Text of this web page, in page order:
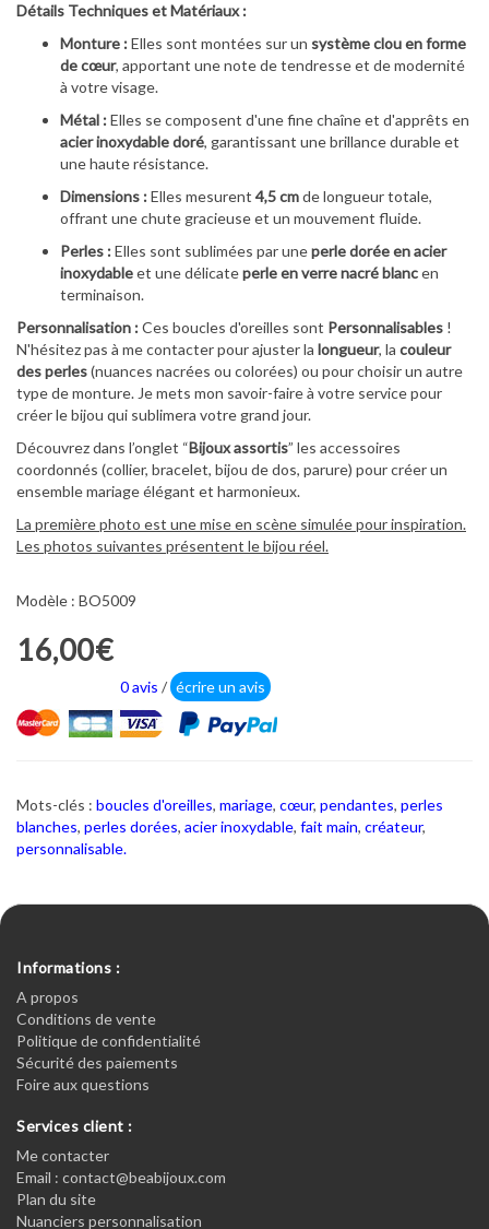
Détails Techniques et Matériaux :
Monture :Elles sont montées sur un système clou en forme
de cœur, apportant une note de tendresse et de modernité
à votre visage.
Métal :Elles se composent d'une fine chaîne et d'apprêts en
acier inoxydable doré, garantissant une brillance durable et
une haute résistance.
Dimensions :Elles mesurent 4,5 cmde longueur totale,
offrant une chute gracieuse et un mouvement fluide.
Perles :Elles sont sublimées par uneperle dorée en acier
inoxydableet une délicateperle en verre nacré blancen
terminaison.
Personnalisation :Ces boucles d'oreilles sont Personnalisables !
N'hésitez pas à me contacter pour ajuster la longueur, la couleur
des perles(nuances nacrées ou colorées) ou pour choisir un autre
type de monture. Je mets mon savoir-faire à votre service pour
créer le bijou qui sublimera votre grand jour.
Découvrez dans l’onglet “Bijoux assortis” les accessoires
coordonnés (collier, bracelet, bijou de dos, parure) pour créer un
ensemble mariage élégant et harmonieux.
La première photo est une mise en scène simulée pour inspiration.
Les photos suivantes présentent le bijou réel.
Modèle : BO5009
16,00€
0 avis / écrire un avis
Mots-clés : boucles d'oreilles, mariage, cœur, pendantes, perles
blanches, perles dorées, acier inoxydable, fait main, créateur,
personnalisable.
Informations :
A propos
Conditions de vente
Politique de confidentialité
Sécurité des paiements
Foire aux questions
Services client :
Me contacter
Email : contact@beabijoux.com
Plan du site
Nuanciers personnalisation